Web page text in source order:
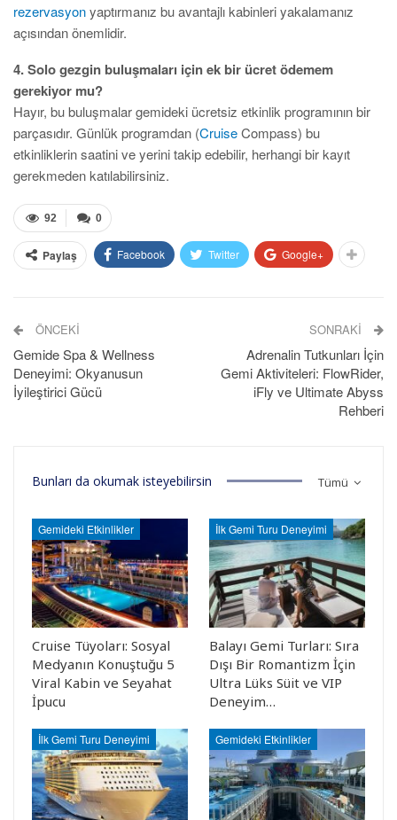
rezervasyonyaptırmanız bu avantajlı kabinleri yakalamanız
açısından önemlidir.
4. Solo gezgin buluşmaları için ek bir ücret ödemem
gerekiyor mu?
Hayır, bu buluşmalar gemideki ücretsiz etkinlik programının bir
parçasıdır. Günlük programdan (CruiseCompass) bu
etkinliklerin saatini ve yerini takip edebilir, herhangi bir kayıt
gerekmeden katılabilirsiniz.
0
92
Paylaş Facebook Twitter Google+
ÖNCEKI
Gemide Spa & Wellness
Deneyimi: Okyanusun
İyileştirici Gücü
SONRAKI
Adrenalin Tutkunları İçin
Gemi Aktiviteleri: FlowRider,
iFly ve Ultimate Abyss
Rehberi
Tümü
Bunları da okumak isteyebilirsin
Gemideki Etkinlikler
Cruise Tüyoları: Sosyal
Medyanın Konuştuğu 5
Viral Kabin ve Seyahat
İpucu
İlk Gemi Turu Deneyimi
Balayı Gemi Turları: Sıra
Dışı Bir Romantizm İçin
Ultra Lüks Süit ve VIP
Deneyim…
İlk Gemi Turu Deneyimi Gemideki Etkinlikler